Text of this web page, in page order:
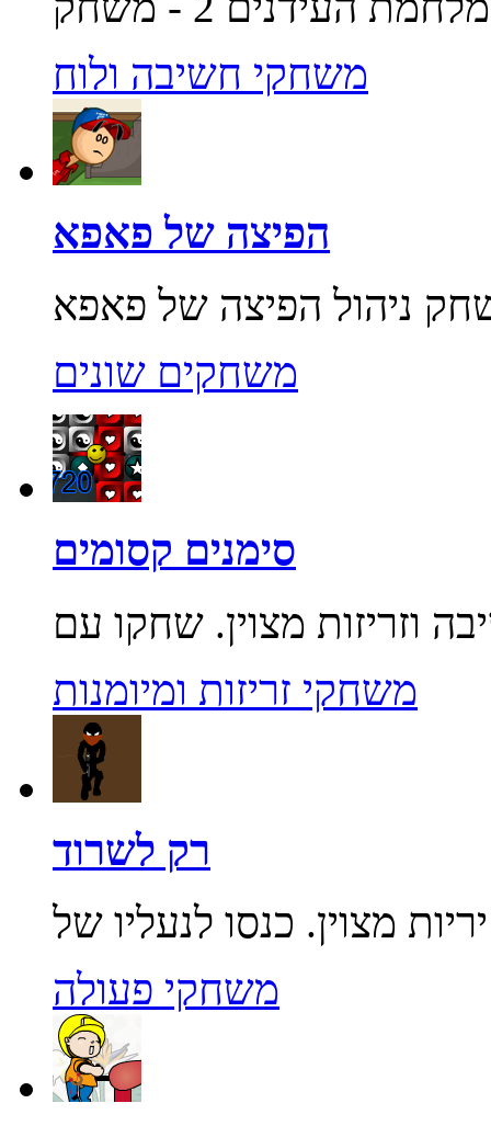
משחקי חשיבה ולוח
הפיצה של פאפא
משחקים שונים
סימנים קסומים
משחקי זריזות ומיומנות
רק לשרוד
משחקי פעולה